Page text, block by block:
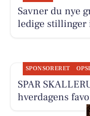
Savner du nye
ledige stillinger
SPONSORERET
SPAR
hverdagens